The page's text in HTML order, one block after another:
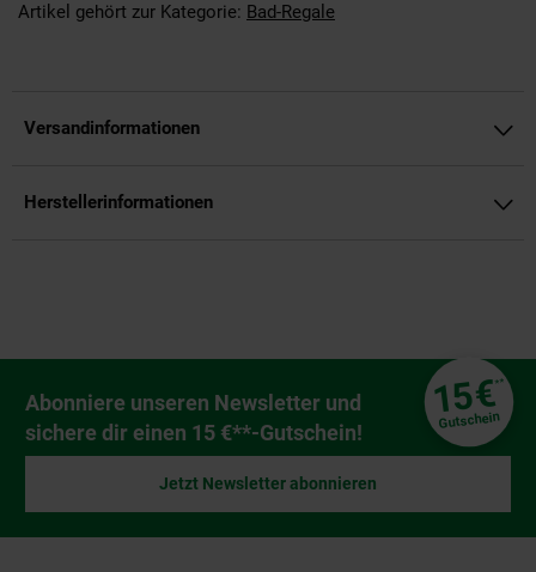
Artikel gehört zur Kategorie: Bad-Regale
Versandinformationen
Herstellerinformationen
Newsletter Anmeldung
Abonniere unseren Newsletter und
sichere dir einen 15 €**-Gutschein!
15€**
Gutschein
Jetzt Newsletter abonnieren